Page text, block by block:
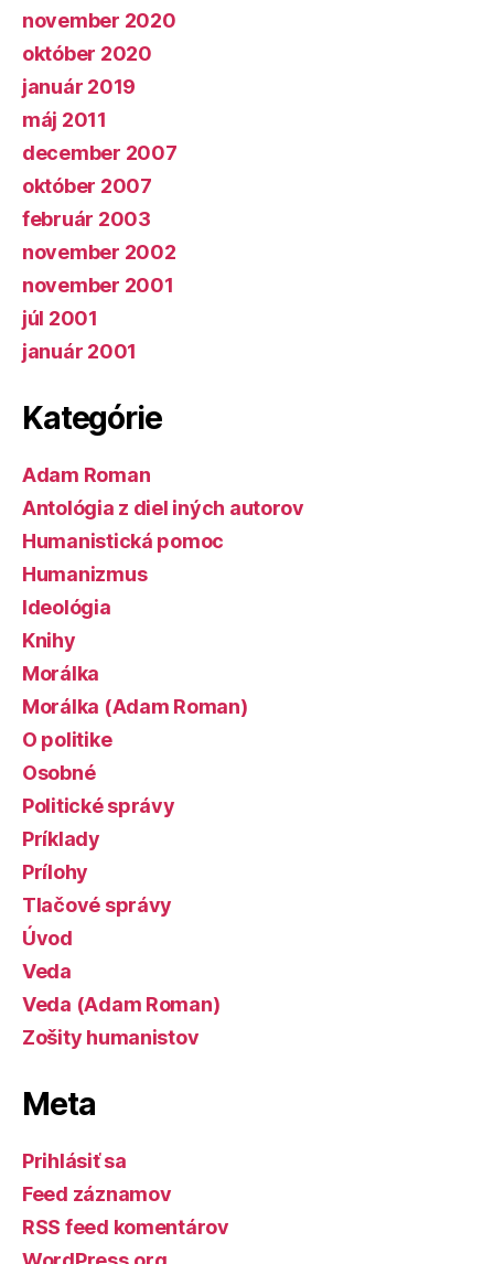
november 2020
október 2020
január 2019
máj 2011
december 2007
október 2007
február 2003
november 2002
november 2001
júl 2001
január 2001
Kategórie
Adam Roman
Antológia z diel iných autorov
Humanistická pomoc
Humanizmus
Ideológia
Knihy
Morálka
Morálka (Adam Roman)
O politike
Osobné
Politické správy
Príklady
Prílohy
Tlačové správy
Úvod
Veda
Veda (Adam Roman)
Zošity humanistov
Meta
Prihlásiť sa
Feed záznamov
RSS feed komentárov